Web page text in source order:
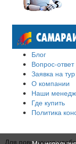
Блог
Вопрос-ответ
Заявка на тур
О компании
Наши
Где купить
Политика
Для повышения